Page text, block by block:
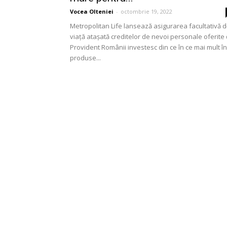
Vocea Olteniei - octombrie 19, 2022
Metropolitan Life lansează asigurarea facultativă
viață atașată creditelor de nevoi personale oferite
Provident Românii investesc din ce în ce mai mult în
produse...